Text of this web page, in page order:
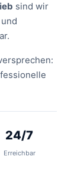
sind wir
24/7
Erreichbar